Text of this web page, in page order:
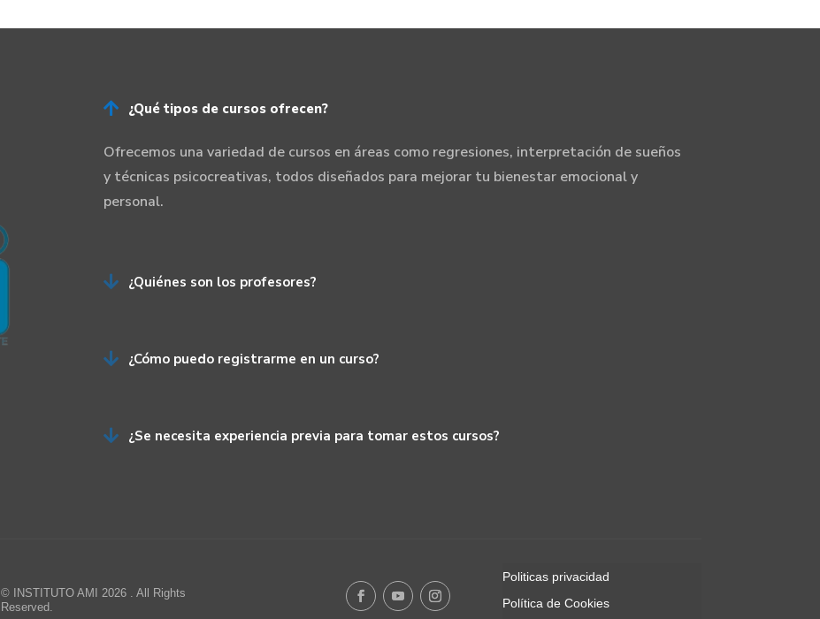
 ¿Qué tipos de cursos ofrecen?
Ofrecemos una variedad de cursos en áreas como regresiones, interpretación de sueños
y técnicas psicocreativas, todos diseñados para mejorar tu bienestar emocional y
personal.
 ¿Quiénes son los profesores?
 ¿Cómo puedo registrarme en un curso?
 ¿Se necesita experiencia previa para tomar estos cursos?
© INSTITUTO AMI 2026 . All Rights
Reserved.
Politicas privacidad
Política de Cookies